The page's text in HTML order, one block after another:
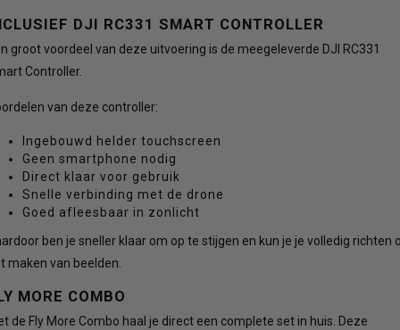
DJI RC331 SMART CONTROLLER
groot voordeel van deze uitvoering is de meegeleverde DJI RC331
Controller.
van deze controller:
Ingebouwd helder touchscreen
Geen smartphone nodig
Direct klaar voor gebruik
Snelle verbinding met de drone
Goed afleesbaar in zonlicht
ben je sneller klaar om op te stijgen en kun je je volledig richten
maken van beelden.
MORE COMBO
de Fly More Combo haal je direct een complete set in huis. Deze